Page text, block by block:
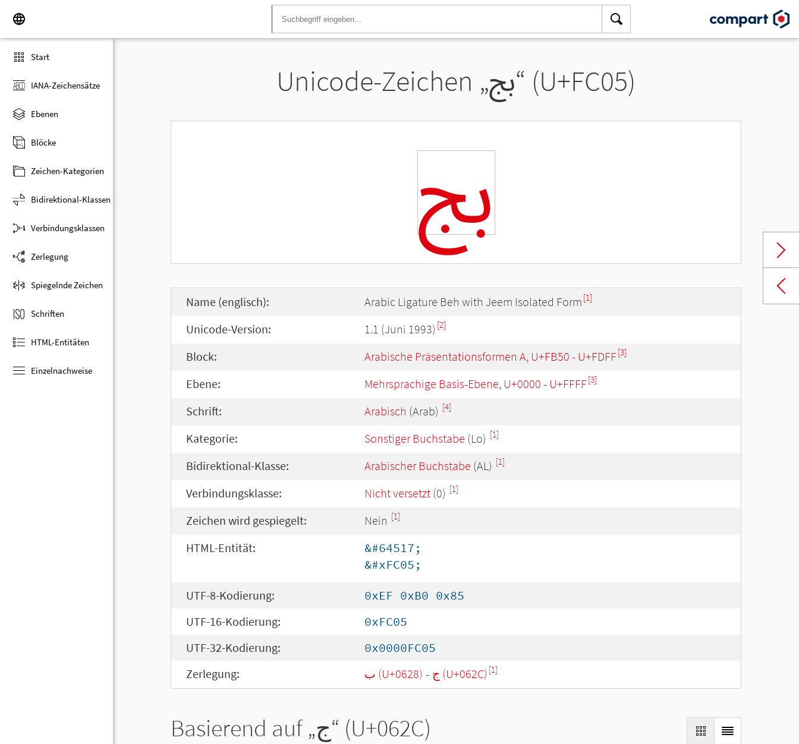
Start
IANA-Zeichensätze
Ebenen
Blöcke
Zeichen-Kategorien
Bidirektional-Klassen
Verbindungsklassen
Zerlegung
Spiegelnde Zeichen
Schriften
HTML-Entitäten
Einzelnachweise
Unicode-Zeichen „ﰅ“ (U+FC05)
ﰅ
Name (englisch): Arabic Ligature Beh with Jeem Isolated Form [1]
Unicode-Version: 1.1 (Juni 1993) [2]
Block: Arabische Präsentationsformen A, U+FB50 - U+FDFF[3]
Ebene: Mehrsprachige Basis-Ebene, U+0000 - U+FFFF[3]
Schrift: Arabisch (Arab) [4]
Kategorie: Sonstiger Buchstabe (Lo) [1]
Bidirektional-Klasse: Arabischer Buchstabe (AL) [1]
Verbindungsklasse: Nicht versetzt (0) [1]
Zeichen wird gespiegelt: Nein [1]
HTML-Entität:
&#64517;
&#xFC05;
UTF-8-Kodierung:
0xEF 0xB0 0x85
UTF-16-Kodierung:
0xFC05
UTF-32-Kodierung:
0x0000FC05
Zerlegung:
ب (U+0628) - ج (U+062C) [1]
Basierend auf „ج“ (U+062C)